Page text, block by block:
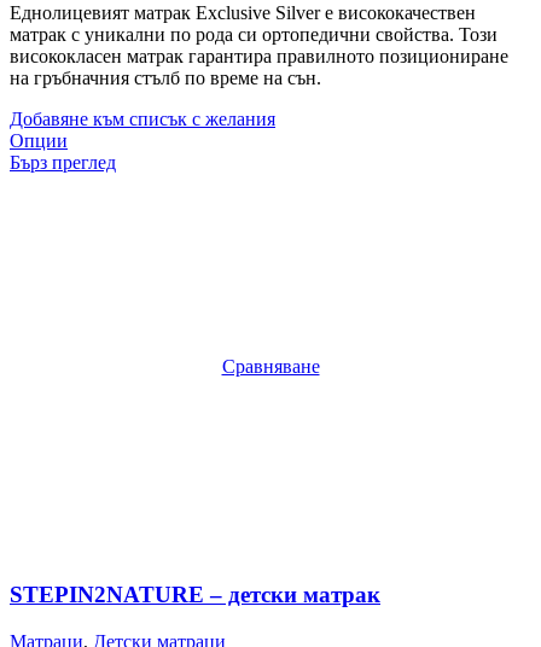
Еднолицевият матрак Exclusive Silver е висококачествен
матрак с уникални по рода си ортопедични свойства. Този
висококласен матрак гарантира правилното позициониране
на гръбначния стълб по време на сън.
Добавяне към списък с желания
Опции
Бърз преглед
Сравняване
STEPIN2NATURE – детски матрак
Матраци, Детски матраци